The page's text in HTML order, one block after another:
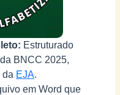
Estruturado
BNCC 2025,
da EJA.
em Word que